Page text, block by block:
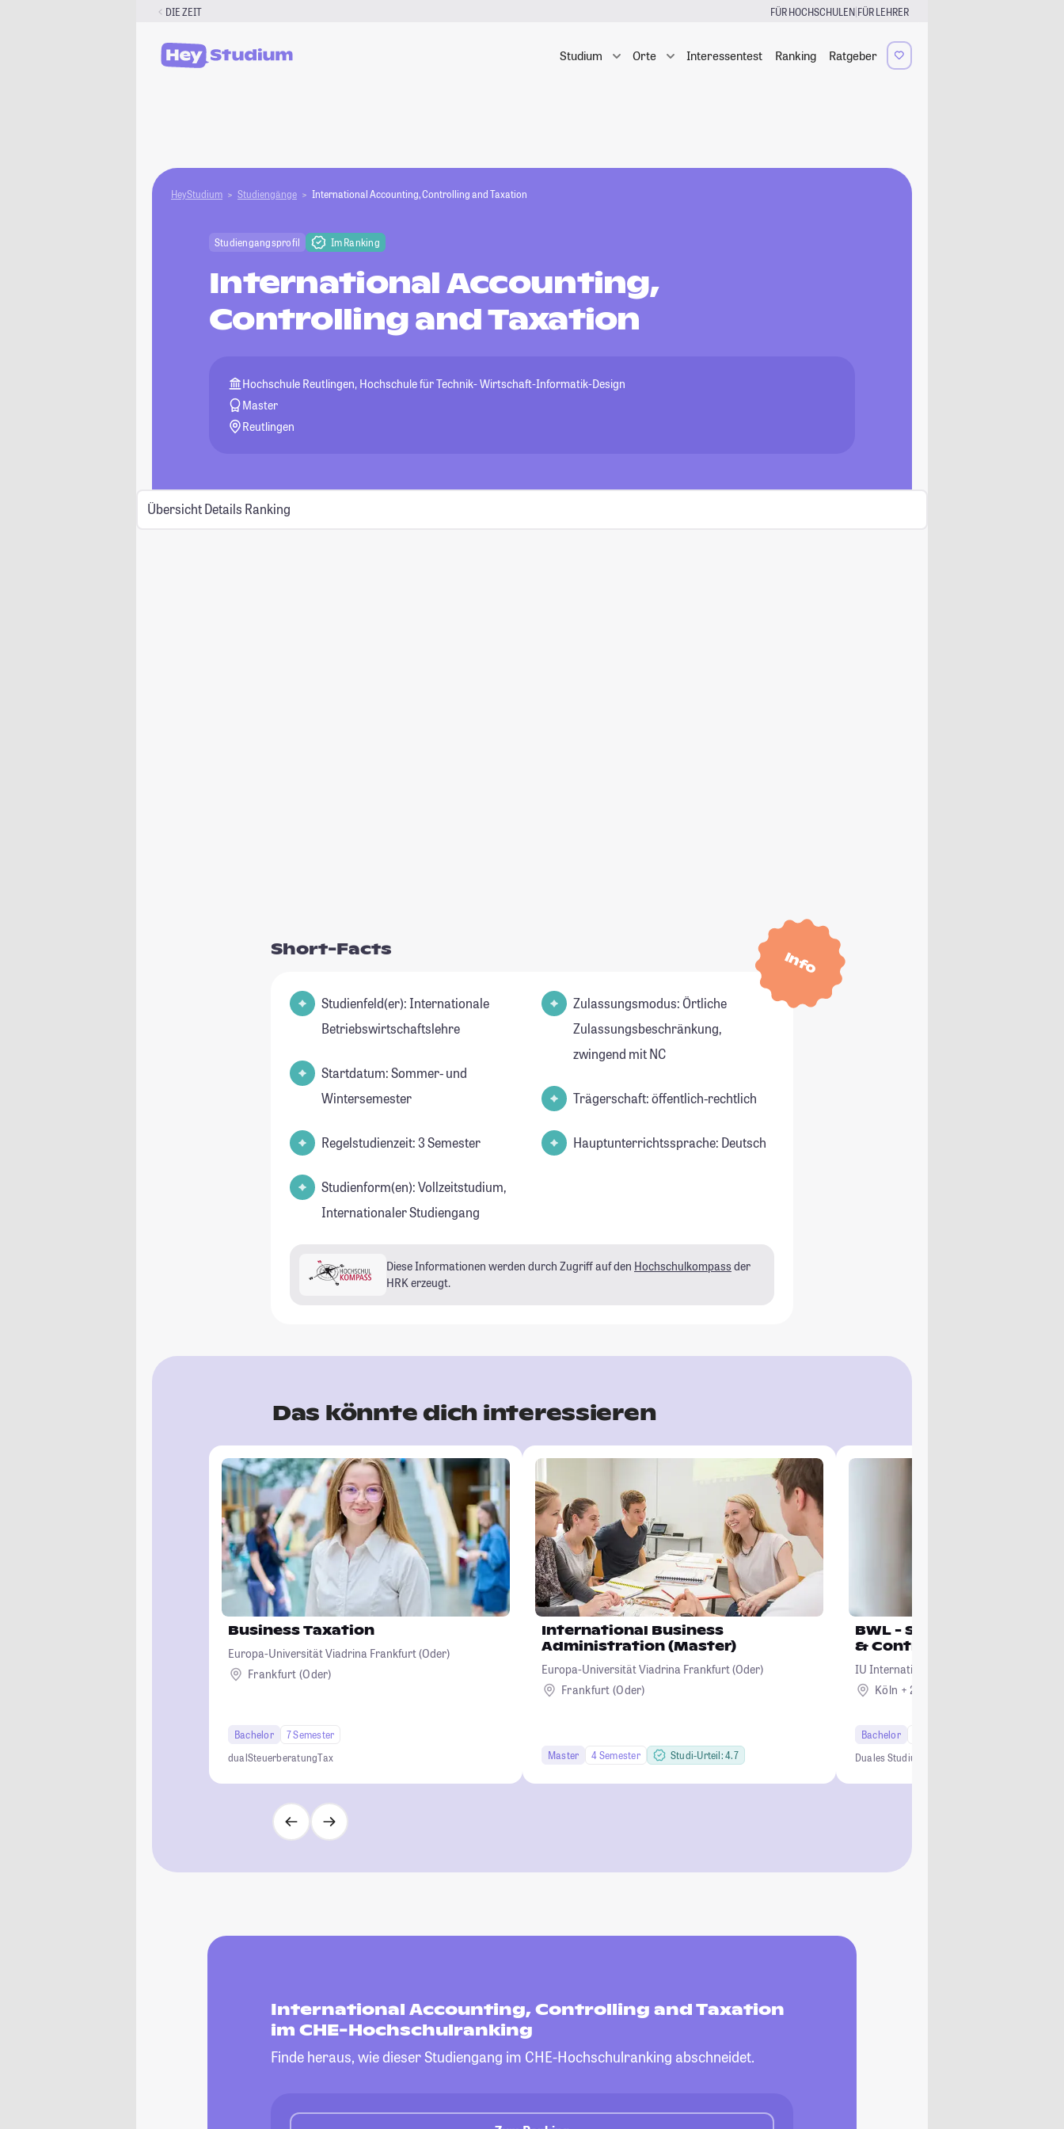
DIE ZEIT FÜR HOCHSCHULEN|FÜR LEHRER
Studium Orte Interessentest Ranking Ratgeber
HeyStudium Studiengänge International Accounting, Controlling and Taxation
Studiengangsprofil Im Ranking
International Accounting,
Controlling and Taxation
Hochschule Reutlingen, Hochschule für Technik- Wirtschaft-Informatik-Design
Master
Reutlingen
Übersicht Details Ranking
Info
Short-Facts
Studienfeld(er): Internationale
Betriebswirtschaftslehre
Startdatum: Sommer- und
Wintersemester
Regelstudienzeit: 3 Semester
Studienform(en): Vollzeitstudium,
Internationaler Studiengang
Zulassungsmodus: Örtliche
Zulassungsbeschränkung,
zwingend mit NC
Trägerschaft: öffentlich-rechtlich
Hauptunterrichtssprache: Deutsch
Diese Informationen werden durch Zugriff auf den Hochschulkompass der
HRK erzeugt.
Das könnte dich interessieren
Business Taxation
Europa-Universität Viadrina Frankfurt (Oder)
Frankfurt (Oder)
Bachelor
7 Semester
dualSteuerberatungTax
International Business
Administration (Master)
Europa-Universität Viadrina Frankfurt (Oder)
Frankfurt (Oder)
Master 4 Semester Studi-Urteil: 4.7
BWL - Spezialisierung
& Controlling
IU Internationale Hochschule
Köln + 22
Bachelor
Duales Studium
International Accounting, Controlling and Taxation
im CHE-Hochschulranking
Finde heraus, wie dieser Studiengang im CHE-Hochschulranking abschneidet.